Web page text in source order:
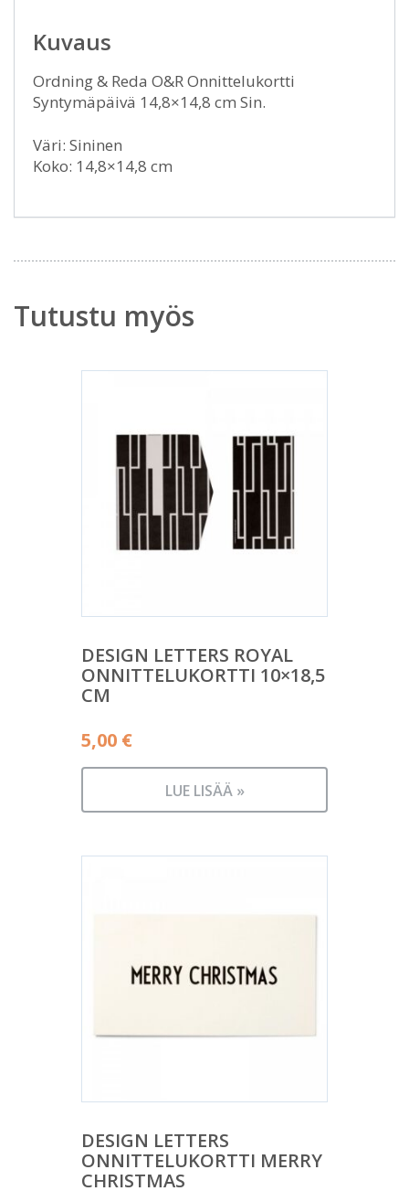
Kuvaus
Ordning & Reda O&R Onnittelukortti
Syntymäpäivä 14,8×14,8 cm Sin.
Väri: Sininen
Koko: 14,8×14,8 cm
Tutustu myös
DESIGN LETTERS ROYAL
ONNITTELUKORTTI 10×18,5
CM
5,00 €
LUE LISÄÄ »
DESIGN LETTERS
ONNITTELUKORTTI MERRY
CHRISTMAS